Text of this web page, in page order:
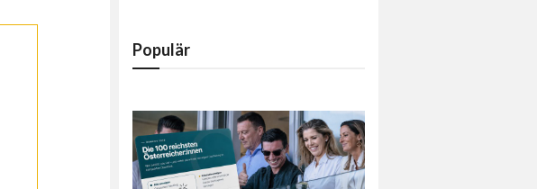
Populär